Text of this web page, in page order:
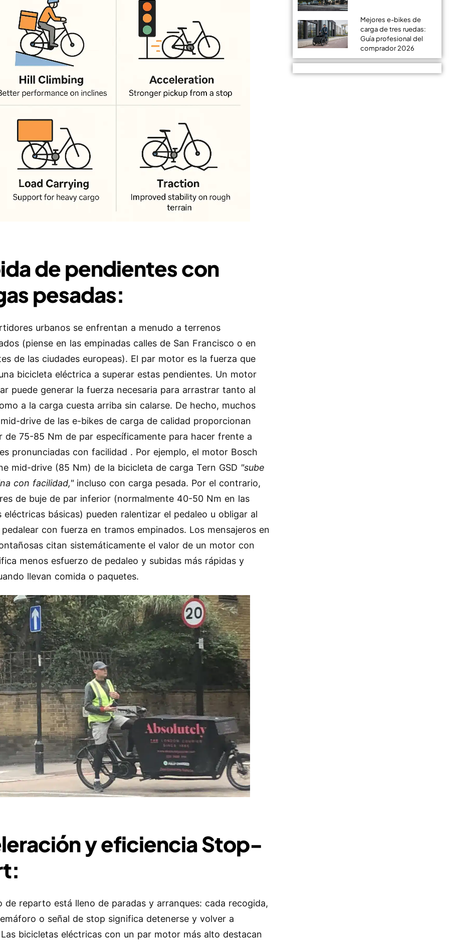
de pendientes con
pesadas:
urbanos se enfrentan a menudo a terrenos
(piense en las empinadas calles de San Francisco o en
de las ciudades europeas). El par motor es la fuerza que
bicicleta eléctrica a superar estas pendientes. Un motor
puede generar la fuerza necesaria para arrastrar tanto al
a la carga cuesta arriba sin calarse. De hecho, muchos
drive de las e-bikes de carga de calidad proporcionan
de 75-85 Nm de par específicamente para hacer frente a
pronunciadas con facilidad . Por ejemplo, el motor Bosch
mid-drive (85 Nm) de la bicicleta de carga Tern GSD "sube
con facilidad,"incluso con carga pesada. Por el contrario,
de buje de par inferior (normalmente 40-50 Nm en las
eléctricas básicas) pueden ralentizar el pedaleo u obligar al
con fuerza en tramos empinados. Los mensajeros en
citan sistemáticamente el valor de un motor con
menos esfuerzo de pedaleo y subidas más rápidas y
llevan comida o paquetes.
y eficiencia Stop-
de reparto está lleno de paradas y arranques: cada recogida,
o señal de stop significa detenerse y volver a
bicicletas eléctricas con un par motor más alto destacan
Mejores e-bikes de
carga de tres ruedas:
Guía profesional del
comprador 2026